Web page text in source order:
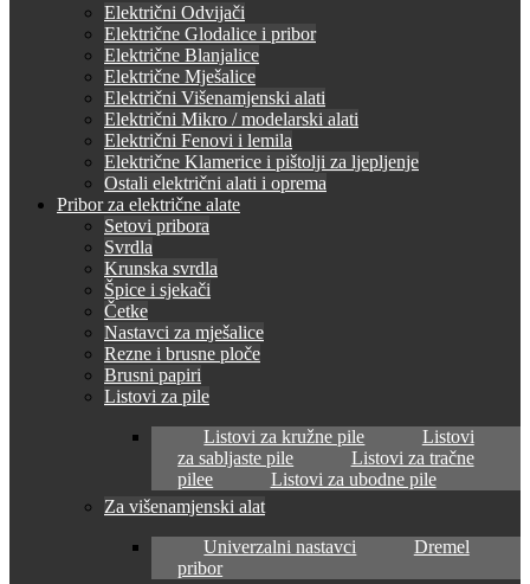
Električni Odvijači
Električne Glodalice i pribor
Električne Blanjalice
Električne Mješalice
Električni Višenamjenski alati
Električni Mikro / modelarski alati
Električni Fenovi i lemila
Električne Klamerice i pištolji za ljepljenje
Ostali električni alati i oprema
Pribor za električne alate
Setovi pribora
Svrdla
Krunska svrdla
Špice i sjekači
Četke
Nastavci za mješalice
Rezne i brusne ploče
Brusni papiri
Listovi za pile
Listovi za kružne pile
Listovi
za sabljaste pile
Listovi za tračne
pilee
Listovi za ubodne pile
Za višenamjenski alat
Univerzalni nastavci
Dremel
pribor